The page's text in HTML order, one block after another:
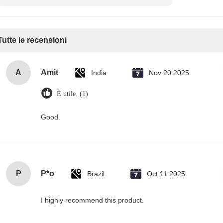
le recensioni
A Amit India Nov 20.2025
È utile. (1)
Good.
P P*o Brazil Oct 11.2025
I highly recommend this product.